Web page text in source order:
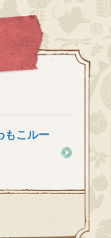
もこルー